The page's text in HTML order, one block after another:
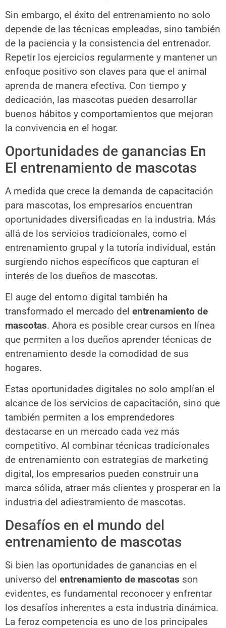
Sin embargo, el éxito del entrenamiento no solo
depende de las técnicas empleadas, sino también
de la paciencia y la consistencia del entrenador.
Repetir los ejercicios regularmente y mantener un
enfoque positivo son claves para que el animal
aprenda de manera efectiva. Con tiempo y
dedicación, las mascotas pueden desarrollar
buenos hábitos y comportamientos que mejoran
la convivencia en el hogar.
Oportunidades de ganancias En
El entrenamiento de mascotas
A medida que crece la demanda de capacitación
para mascotas, los empresarios encuentran
oportunidades diversificadas en la industria. Más
allá de los servicios tradicionales, como el
entrenamiento grupal y la tutoría individual, están
surgiendo nichos específicos que capturan el
interés de los dueños de mascotas.
El auge del entorno digital también ha
transformado el mercado del entrenamiento de
mascotas. Ahora es posible crear cursos en línea
que permiten a los dueños aprender técnicas de
entrenamiento desde la comodidad de sus
hogares.
Estas oportunidades digitales no solo amplían el
alcance de los servicios de capacitación, sino que
también permiten a los emprendedores
destacarse en un mercado cada vez más
competitivo. Al combinar técnicas tradicionales
de entrenamiento con estrategias de marketing
digital, los empresarios pueden construir una
marca sólida, atraer más clientes y prosperar en la
industria del adiestramiento de mascotas.
Desafíos en el mundo del
entrenamiento de mascotas
Si bien las oportunidades de ganancias en el
universo del entrenamiento de mascotas son
evidentes, es fundamental reconocer y enfrentar
los desafíos inherentes a esta industria dinámica.
La feroz competencia es uno de los principales